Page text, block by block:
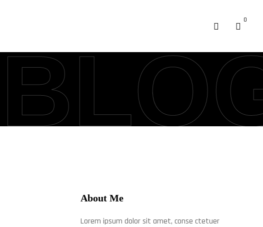
0
About Me
Lorem ipsum dolor sit amet, conse ctetuer